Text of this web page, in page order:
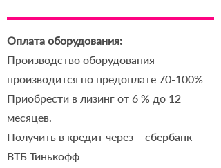
Оплата оборудования:
Производство оборудования
производится по предоплате 70-100%
Приобрести в лизинг от 6 % до 12
месяцев.
Получить в кредит через – сбербанк
ВТБ Тинькофф